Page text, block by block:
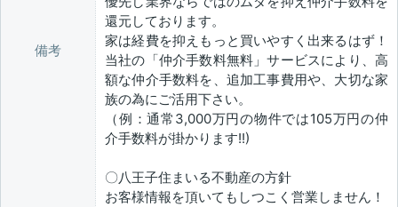
備考
還元しております。
家は経費を抑えもっと買いやすく出来るはず！
当社の「仲介手数料無料」サービスにより、高
額な仲介手数料を、追加工事費用や、大切な家
族の為にご活用下さい。
（例：通常3,000万円の物件では105万円の仲
介手数料が掛かります!!)
〇八王子住まいる不動産の方針
お客様情報を頂いてもしつこく営業しません！